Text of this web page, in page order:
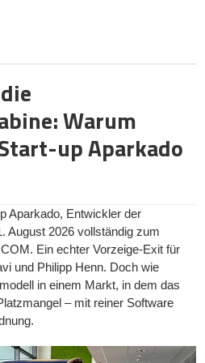
28,6 Prozent) und „Immobilien“
gebucht und über E-Mail-
(ehem.Logistikbude
Load Carrier Management System
solle als zusätzlicher
von Unternehmen
Abstimmungsprozesse auf
auf die digitale
Behältern entlang internationaler
zwischen verschiedenen
Warum
up Aparkado
Aparkado, Entwickler der
August 2026 vollständig zum
Ein echter Vorzeige-Exit für
und Philipp Henn. Doch wie
in einem Markt, in dem das
– mit reiner Software